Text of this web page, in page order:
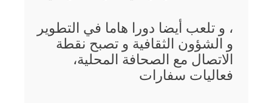
، و تلعب أيضا دورا هاما في التطوير
و الشؤون الثقافية و تصبح نقطة
الاتصال مع الصحافة المحلية،
فعاليات سفارات